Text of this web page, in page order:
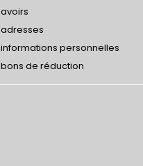
personnelles
de réduction